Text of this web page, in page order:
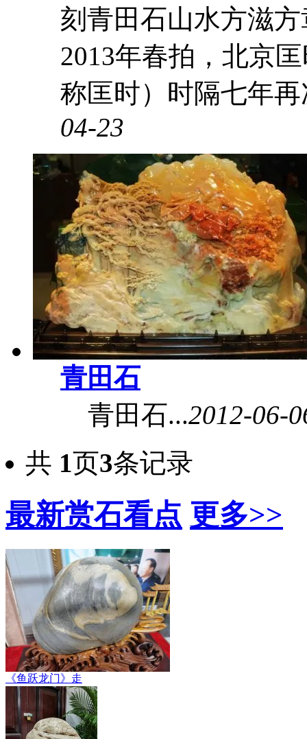
刻青田石山水方滋
2013年春拍，北京
称匡时）时隔七年
04-23
青田石
青田石...2012-06-
共 1页3条记录
最新赏石看点 更多>>
《鱼跃龙门》走